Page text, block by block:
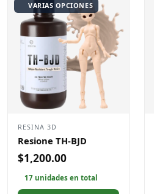
VARIAS OPCIONES
RESINA 3D
Resione TH-BJD
$1,200.00
17 unidades en total